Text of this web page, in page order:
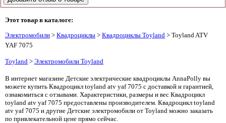
Этот товар в каталоге:
Электромобили > Квадроциклы > Квадроциклы Toyland > Toyland ATV
YAF 7075
Toyland > Электромобили Toyland
В интернет магазине Детские электрические квадроциклы AnnaPolly вы
можете купить Квадроцикл toyland atv yaf 7075 с доставкой и гарантией,
ознакомиться с отзывами. Характеристики, размеры и вес Квадроцикл
toyland atv yaf 7075 предоставлены производителем. Квадроцикл toyland
atv yaf 7075 и другие Детские электромобили от Toyland можно заказать
по привлекательной цене прямо сейчас.